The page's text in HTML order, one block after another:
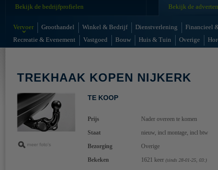
Bekijk de bedrijfprofielen Bekijk de
Vervoer Groothandel Winkel & Bedrijf Dienstverlening
Financieel
Recreatie & Evenement
Vastgoed Bouw Huis & Tuin Overige
TREKHAAK KOPEN NIJKERK
TE KOOP
Prijs
Nader overeen te komen
Staat
nieuw, incl montage, incl btw
Bezorging
Overige
Bekeken
1621 keer (sinds 28-01-25, 03:)